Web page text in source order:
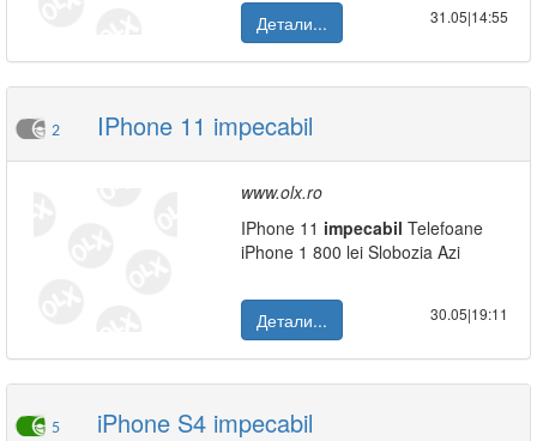
Детали...
31.05|14:55
2 IPhone 11 impecabil
www.olx.ro
IPhone 11 impecabil Telefoane
iPhone 1 800 lei Slobozia Azi
Детали... 30.05|19:11
5 iPhone S4 impecabil